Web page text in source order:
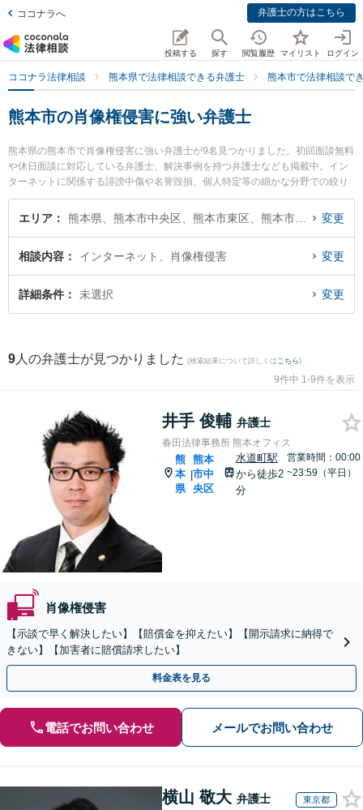
ココナラへ 弁護士の方はこちら
投稿する 探す 閲覧履歴 マイリスト ログイン
ココナラ法律相談 熊本県で法律相談できる弁護士 熊本市で法律相談で
熊本市の肖像権侵害に強い弁護士
熊本県の熊本市で肖像権侵害に強い弁護士が9名見つかりました。初回面談無料
や休日面談に対応している弁護士、解決事例を持つ弁護士なども掲載中。イン
ターネットに関係する誹謗中傷や名誉毀損、個人特定等の細かな分野での絞り
込み検索もでき便利です。特に春田法律事務所 熊本オフィスの井手 俊輔弁護士
や月出・長嶺法律事務所の立山 晴大弁護士、銀河法律事務所の河口 大輔弁護士
『肖像権侵害のトラブル解決の実績豊富な近くの弁護士を検索したい』『初回
相談無料で肖像権侵害を法律相談できる熊本市内の弁護士に相談予約したい』
などでお困りの相談者さんにおすすめです。
エリア 変更
相談内容 インターネット、肖像権侵害 変更
詳細条件 未選択 変更
9 人の弁護士が見つかりました (検索結果について詳しくは こちら)
9件中 1-9件を表示
井手 俊輔 弁護士
春田法律事務所 熊本オフィス
熊
本
県
|
熊本
市中
央区
水道町駅
から徒歩2
分
営業時間：00:00
~23:59（平日）
肖像権侵害
【示談で早く解決したい】【賠償金を抑えたい】【開示請求に納得で
きない】【加害者に賠償請求したい】
料金表を見る
電話でお問い合わせ メールでお問い合わせ
横山 敬大 弁護士 東京都